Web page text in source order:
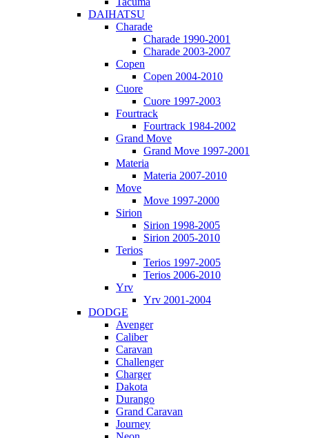
DAIHATSU
Charade
Charade 1990-2001
Charade 2003-2007
Copen
Copen 2004-2010
Cuore
Cuore 1997-2003
Fourtrack
Fourtrack 1984-2002
Grand Move
Grand Move 1997-2001
Materia
Materia 2007-2010
Move
Move 1997-2000
Sirion
Sirion 1998-2005
Sirion 2005-2010
Terios
Terios 1997-2005
Terios 2006-2010
Yrv
Yrv 2001-2004
DODGE
Avenger
Caliber
Caravan
Challenger
Charger
Dakota
Durango
Grand Caravan
Journey